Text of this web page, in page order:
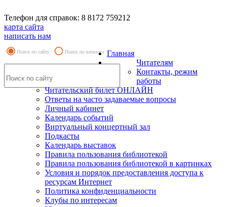
Телефон для справок: 8 8172 759212
карта сайта
написать нам
Поиск по сайту Поиск по каталогу Главная
Читателям
Контакты, режим
работы
Читательский билет ОНЛАЙН
Ответы на часто задаваемые вопросы
Личный кабинет
Календарь событий
Виртуальный концертный зал
Подкасты
Календарь выставок
Правила пользования библиотекой
Правила пользования библиотекой в картинках
Условия и порядок предоставления доступа к
ресурсам Интернет
Политика конфиденциальности
Клубы по интересам